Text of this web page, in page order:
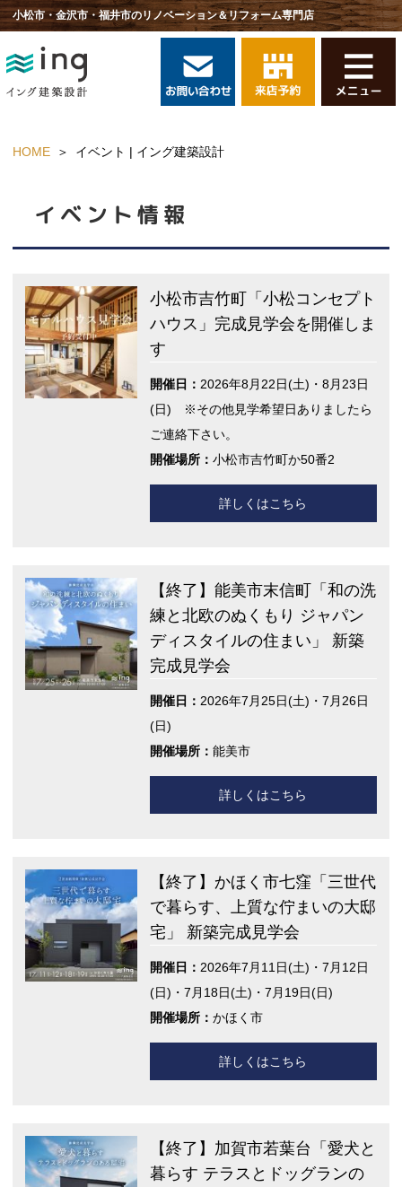
小松市・金沢市・福井市のリノベーション＆リフォーム専門店
HOME イベント | イング建築設計
イベント情報
小松市吉竹町「小松コンセプト
ハウス」完成見学会を開催しま
す
開催日： 2026年8月22日(土)・8月23日
(日) ※その他見学希望日ありましたら
ご連絡下さい。
開催場所： 小松市吉竹町か50番2
詳しくはこちら
【終了】能美市末信町「和の洗
練と北欧のぬくもり ジャパン
ディスタイルの住まい」 新築
完成見学会
開催日： 2026年7月25日(土)・7月26日
(日)
開催場所： 能美市
詳しくはこちら
【終了】かほく市七窪「三世代
で暮らす、上質な佇まいの大邸
宅」 新築完成見学会
開催日： 2026年7月11日(土)・7月12日
(日)・7月18日(土)・7月19日(日)
開催場所： かほく市
詳しくはこちら
【終了】加賀市若葉台「愛犬と
暮らす テラスとドッグランの